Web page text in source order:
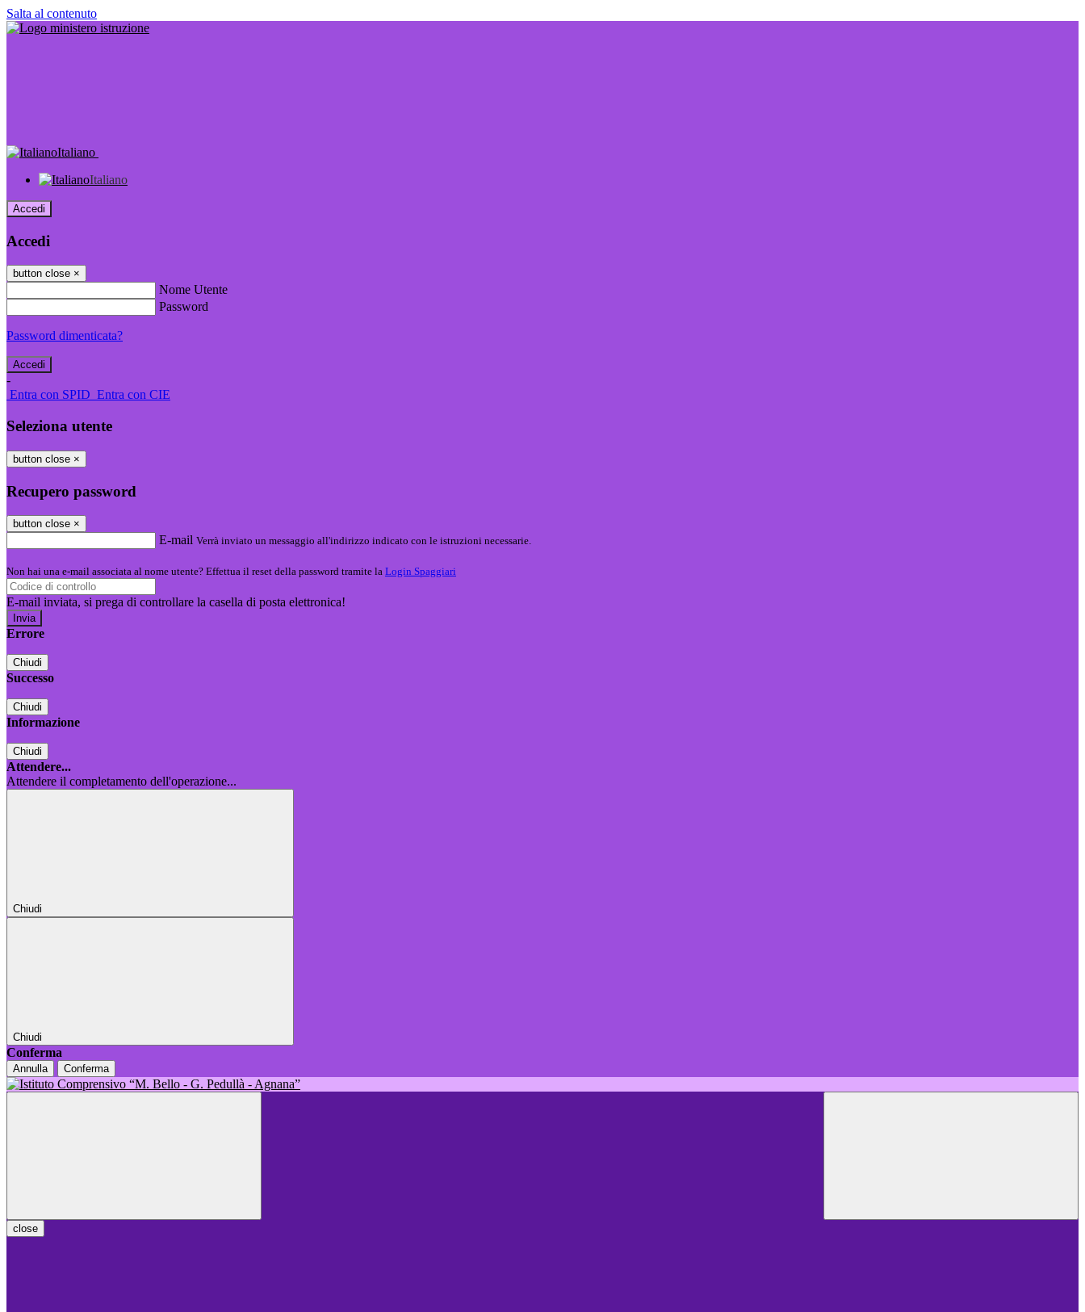
Salta al contenuto
Italiano
Italiano
Accedi
Accedi
button close ×
Nome Utente
Password
Password dimenticata?
-
Entra con SPID Entra con CIE
Seleziona utente
button close ×
Recupero password
button close ×
E-mail Verrà inviato un messaggio all'indirizzo indicato con le istruzioni necessarie.
Non hai una e-mail associata al nome utente? Effettua il reset della password tramite la Login Spaggiari
E-mail inviata, si prega di controllare la casella di posta elettronica!
Errore
Chiudi
Successo
Chiudi
Informazione
Chiudi
Attendere...
Attendere il completamento dell'operazione...
Chiudi
Chiudi
Conferma
Annulla Conferma
close